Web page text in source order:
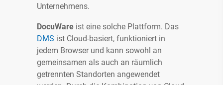
Unternehmens.
DocuWare ist eine solche Plattform. Das
DMS ist Cloud-basiert, funktioniert in
jedem Browser und kann sowohl an
gemeinsamen als auch an räumlich
getrennten Standorten angewendet